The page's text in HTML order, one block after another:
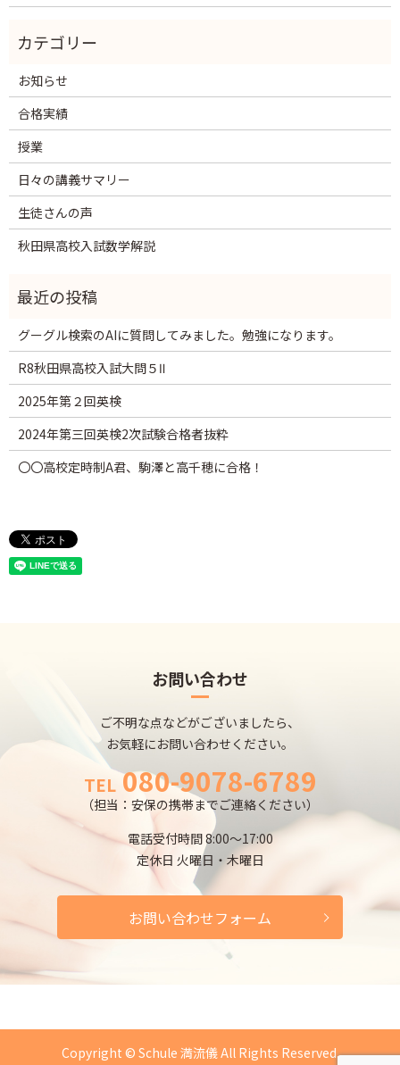
お知らせ
合格実績
授業
日々の講義サマリー
生徒さんの声
秋田県高校入試数学解説
グーグル検索のAIに質問してみました。勉強になります。
R8秋田県高校入試大問５Ⅱ
2025年第２回英検
2024年第三回英検2次試験合格者抜粋
〇〇高校定時制A君、駒澤と高千穂に合格！
お問い合わせ
ご不明な点などがございましたら、
お気軽にお問い合わせください。
TEL 080-9078-6789
（担当：安保の携帯までご連絡ください）
電話受付時間 8:00～17:00
定休日 火曜日・木曜日
お問い合わせフォーム
Copyright © Schule 満流儀 All Rights Reserved.